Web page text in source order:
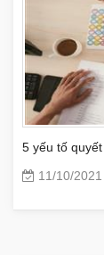
5 yếu tố
11/10/2021